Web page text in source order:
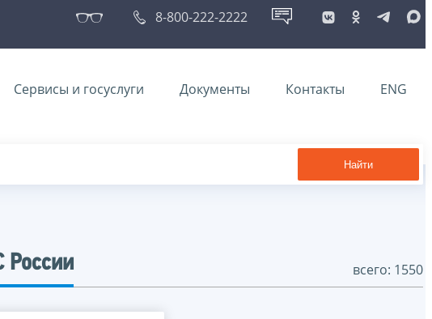
8-800-222-2222
Сервисы и госуслуги Документы Контакты ENG
Найти
России всего: 1550